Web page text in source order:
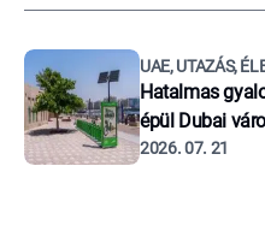
UAE, UTAZÁS,
Hatalmas
épül Dubai
2026. 07. 21